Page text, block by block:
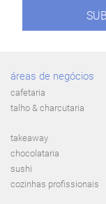
áreas de negócios
cafetaria
talho & charcutaria
takeaway
chocolataria
sushi
cozinhas profissionais